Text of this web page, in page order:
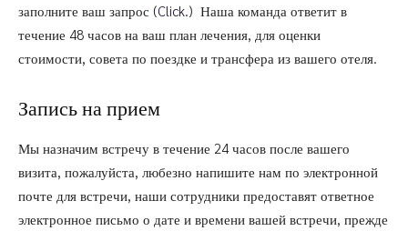
заполните ваш запрос (Click.) Наша команда ответит в
течение 48 часов на ваш план лечения, для оценки
стоимости, совета по поездке и трансфера из вашего отеля.
Запись на прием
Мы назначим встречу в течение 24 часов после вашего
визита, пожалуйста, любезно напишите нам по электронной
почте для встречи, наши сотрудники предоставят ответное
электронное письмо о дате и времени вашей встречи, прежде